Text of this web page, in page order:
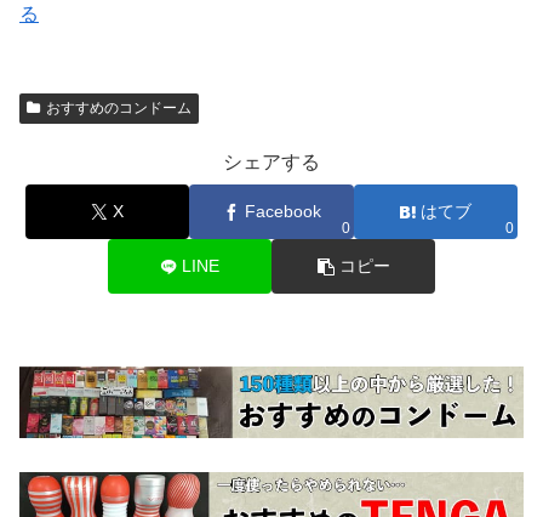
る
おすすめのコンドーム
シェアする
X Facebook
0
はてブ
0
LINE コピー